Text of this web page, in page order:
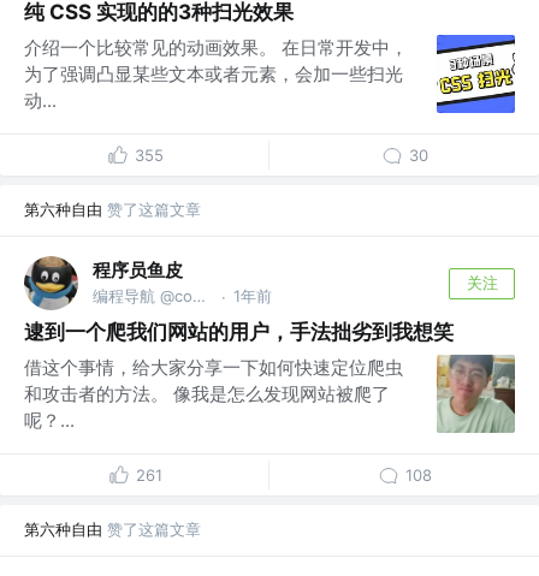
纯 CSS 实现的的3种扫光效果
介绍一个比较常见的动画效果。 在日常开发中，
为了强调凸显某些文本或者元素，会加一些扫光
动...
355 30
第六种自由 赞了这篇文章
程序员鱼皮
编程导航 @codefather.cn · 1年前
关注
逮到一个爬我们网站的用户，手法拙劣到我想笑
借这个事情，给大家分享一下如何快速定位爬虫
和攻击者的方法。 像我是怎么发现网站被爬了
呢？...
261 108
第六种自由 赞了这篇文章